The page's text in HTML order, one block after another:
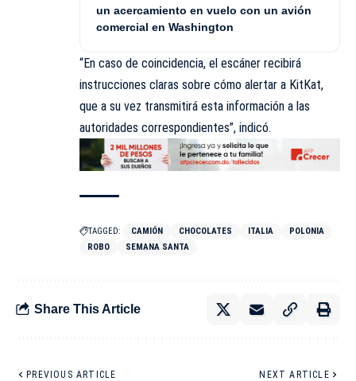
un acercamiento en vuelo con un avión
comercial en Washington
“En caso de coincidencia, el escáner recibirá
instrucciones claras sobre cómo alertar a KitKat,
que a su vez transmitirá esta información a las
autoridades correspondientes”, indicó.
TAGGED: CAMIÓN CHOCOLATES ITALIA
POLONIA
ROBO
SEMANA SANTA
Share This Article
PREVIOUS ARTICLE NEXT ARTICLE